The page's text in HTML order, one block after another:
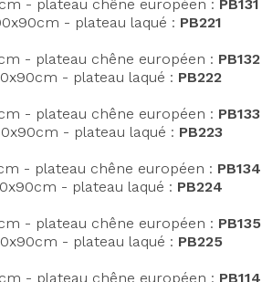
vos Options
- plateau chêne européen : PB131
- plateau laqué : PB221
- plateau chêne européen : PB132
- plateau laqué : PB222
- plateau chêne européen : PB133
- plateau laqué : PB223
- plateau chêne européen : PB134
- plateau laqué : PB224
- plateau chêne européen : PB135
- plateau laqué : PB225
- plateau chêne européen : PB114